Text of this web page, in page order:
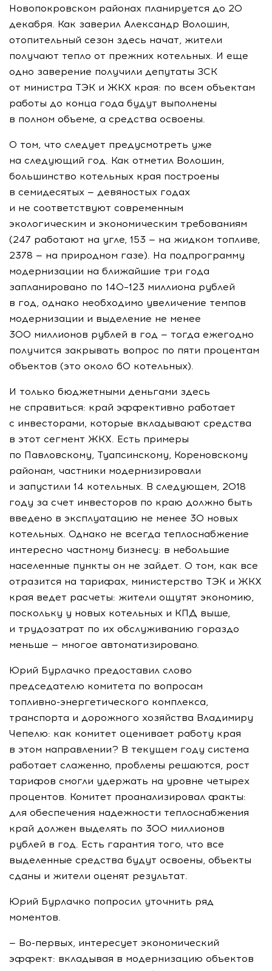
Новопокровском районах планируется до 20
декабря. Как заверил Александр Волошин,
отопительный сезон здесь начат, жители
получают тепло от прежних котельных. И еще
одно заверение получили депутаты ЗСК
от министра ТЭК и ЖКХ края: по всем объектам
работы до конца года будут выполнены
в полном объеме, а средства освоены.
О том, что следует предусмотреть уже
на следующий год. Как отметил Волошин,
большинство котельных края построены
в семидесятых — девяностых годах
и не соответствуют современным
экологическим и экономическим требованиям
(247 работают на угле, 153 — на жидком топливе,
2378 — на природном газе). На подпрограмму
модернизации на ближайшие три года
запланировано по 140–123 миллиона рублей
в год, однако необходимо увеличение темпов
модернизации и выделение не менее
300 миллионов рублей в год — тогда ежегодно
получится закрывать вопрос по пяти процентам
объектов (это около 60 котельных).
И только бюджетными деньгами здесь
не справиться: край эффективно работает
с инвесторами, которые вкладывают средства
в этот сегмент ЖКХ. Есть примеры
по Павловскому, Туапсинскому, Кореновскому
районам, частники модернизировали
и запустили 14 котельных. В следующем, 2018
году за счет инвесторов по краю должно быть
введено в эксплуатацию не менее 30 новых
котельных. Однако не всегда теплоснабжение
интересно частному бизнесу: в небольшие
населенные пункты он не зайдет. О том, как все
отразится на тарифах, министерство ТЭК и ЖКХ
края ведет расчеты: жители ощутят экономию,
поскольку у новых котельных и КПД выше,
и трудозатрат по их обслуживанию гораздо
меньше — многое автоматизировано.
Юрий Бурлачко предоставил слово
председателю комитета по вопросам
топливно-энергетического комплекса,
транспорта и дорожного хозяйства Владимиру
Чепелю: как комитет оценивает работу края
в этом направлении? В текущем году система
работает слаженно, проблемы решаются, рост
тарифов смогли удержать на уровне четырех
процентов. Комитет проанализировал факты:
для обеспечения надежности теплоснабжения
край должен выделять по 300 миллионов
рублей в год. Есть гарантия того, что все
выделенные средства будут освоены, объекты
сданы и жители оценят результат.
Юрий Бурлачко попросил уточнить ряд
моментов.
— Во-первых, интересует экономический
эффект: вкладывая в модернизацию объектов